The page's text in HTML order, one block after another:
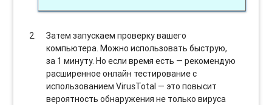
Затем запускаем проверку вашего
компьютера. Можно использовать быструю,
за 1 минуту. Но если время есть — рекомендую
расширенное онлайн тестирование с
использованием VirusTotal — это повысит
вероятность обнаружения не только вируса